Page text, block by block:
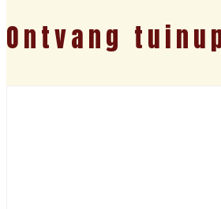
Ontvang